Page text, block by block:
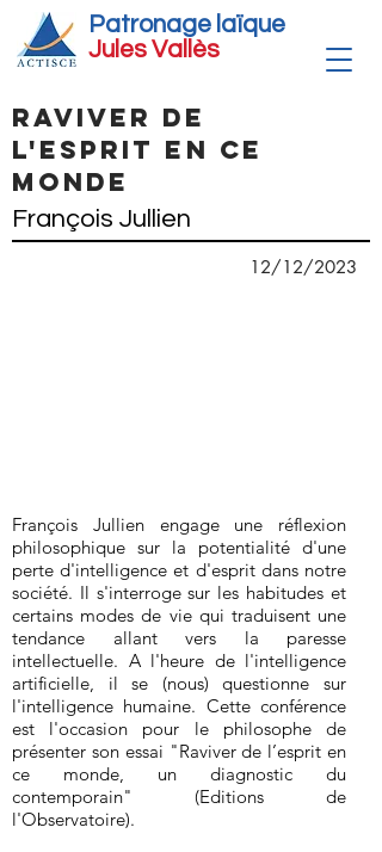
Patronage laïque
Jules Vallès
Raviver de
l'esprit en ce
monde
François Jullien
12/12/2023
François Jullien engage une réflexion
philosophique sur la potentialité d'une
perte d'intelligence et d'esprit dans notre
société. Il s'interroge sur les habitudes et
certains modes de vie qui traduisent une
tendance allant vers la paresse
intellectuelle. A l'heure de l'intelligence
artificielle, il se (nous) questionne sur
l'intelligence humaine. Cette conférence
est l'occasion pour le philosophe de
présenter son essai "Raviver de l’esprit en
ce monde, un diagnostic du
contemporain" (Editions de
l'Observatoire).